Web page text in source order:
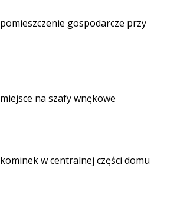
pomieszczenie gospodarcze przy
miejsce na szafy wnękowe
kominek w centralnej części domu